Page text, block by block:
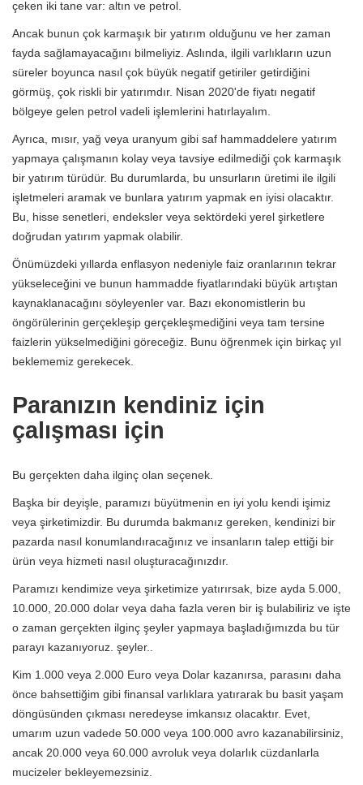
çeken iki tane var: altın ve petrol.
Ancak bunun çok karmaşık bir yatırım olduğunu ve her zaman
fayda sağlamayacağını bilmeliyiz. Aslında, ilgili varlıkların uzun
süreler boyunca nasıl çok büyük negatif getiriler getirdiğini
görmüş, çok riskli bir yatırımdır. Nisan 2020'de fiyatı negatif
bölgeye gelen petrol vadeli işlemlerini hatırlayalım.
Ayrıca, mısır, yağ veya uranyum gibi saf hammaddelere yatırım
yapmaya çalışmanın kolay veya tavsiye edilmediği çok karmaşık
bir yatırım türüdür. Bu durumlarda, bu unsurların üretimi ile ilgili
işletmeleri aramak ve bunlara yatırım yapmak en iyisi olacaktır.
Bu, hisse senetleri, endeksler veya sektördeki yerel şirketlere
doğrudan yatırım yapmak olabilir.
Önümüzdeki yıllarda enflasyon nedeniyle faiz oranlarının tekrar
yükseleceğini ve bunun hammadde fiyatlarındaki büyük artıştan
kaynaklanacağını söyleyenler var. Bazı ekonomistlerin bu
öngörülerinin gerçekleşip gerçekleşmediğini veya tam tersine
faizlerin yükselmediğini göreceğiz. Bunu öğrenmek için birkaç yıl
beklememiz gerekecek.
Paranızın kendiniz için
çalışması için
Bu gerçekten daha ilginç olan seçenek.
Başka bir deyişle, paramızı büyütmenin en iyi yolu kendi işimiz
veya şirketimizdir. Bu durumda bakmanız gereken, kendinizi bir
pazarda nasıl konumlandıracağınız ve insanların talep ettiği bir
ürün veya hizmeti nasıl oluşturacağınızdır.
Paramızı kendimize veya şirketimize yatırırsak, bize ayda 5.000,
10.000, 20.000 dolar veya daha fazla veren bir iş bulabiliriz ve işte
o zaman gerçekten ilginç şeyler yapmaya başladığımızda bu tür
parayı kazanıyoruz. şeyler..
Kim 1.000 veya 2.000 Euro veya Dolar kazanırsa, parasını daha
önce bahsettiğim gibi finansal varlıklara yatırarak bu basit yaşam
döngüsünden çıkması neredeyse imkansız olacaktır. Evet,
umarım uzun vadede 50.000 veya 100.000 avro kazanabilirsiniz,
ancak 20.000 veya 60.000 avroluk veya dolarlık cüzdanlarla
mucizeler bekleyemezsiniz.